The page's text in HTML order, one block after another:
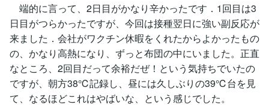
端的に言って、2日目がかなり辛かったです．1回目は3
日目がつらかったですが、今回は接種翌日に強い副反応が
来ました．会社がワクチン休暇をくれたからよかったもの
の、かなり高熱になり、ずっと布団の中にいました。正直
なところ、2回目だって余裕だぜ！という気持ちでいたの
ですが、朝方38℃記録し、昼には久しぶりの39℃台を見
て、なるほどこれはやばいな、という感じでした。